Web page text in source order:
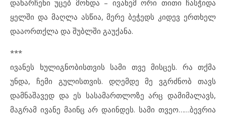
დანარჩენი უცებ მოხდა – ივანემ ორი თითი ჩასჭიდა
ყელში და მაღლა ასწია, მერე ბეჭედს კიდევ ერთხელ
დააორთქლა და შუბლში გაუქანა.
***
ივანეს ხულიგნობისთვის სამი თვე მისცეს. რა თქმა
უნდა, ჩემი გულისთვის. დღემდე მე ვგრძნობ თავს
დამნაშავედ და ეს სასამართლოზე არც დამიმალავს,
მაგრამ ივანე მაინც არ დაინდეს. სამი თვეო……ბევრია